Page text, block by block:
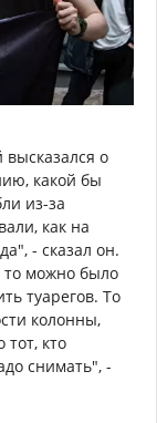
о
какой бы
из-за
как на
- сказал он.
то можно было
туарегов. То
колонны,
тот, кто
снимать", -